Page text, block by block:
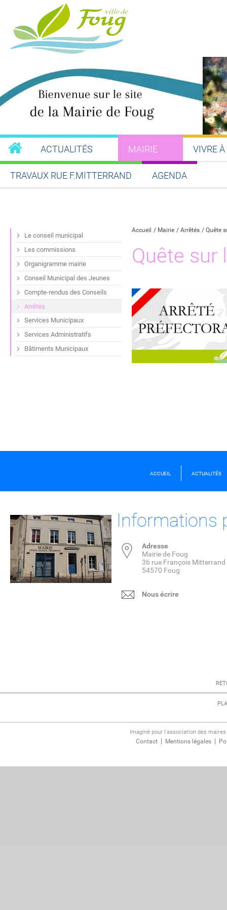
ACTUALITÉS MAIRIE VIVRE
TRAVAUX RUE F.MITTERRAND AGENDA
Accueil Mairie Arrêtés Quête
Quête sur
Le conseil municipal
Les commissions
Organigramme mairie
Conseil Municipal des Jeunes
Compte-rendus des Conseils
Arrêtés
Services Municipaux
Services Administratifs
Bâtiments Municipaux
ACCUEIL ACTUALITÉS
Informations
Adresse
Mairie de Foug
36 rue François Mitterrand
54570 Foug
Nous écrire
Imaginé pour l'association des
Contact Mentions légales